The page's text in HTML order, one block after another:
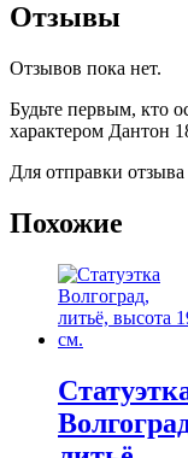
Отзывы
Отзывов пока нет.
Будьте первым, кто
характером Дантон
Для отправки
Похожие